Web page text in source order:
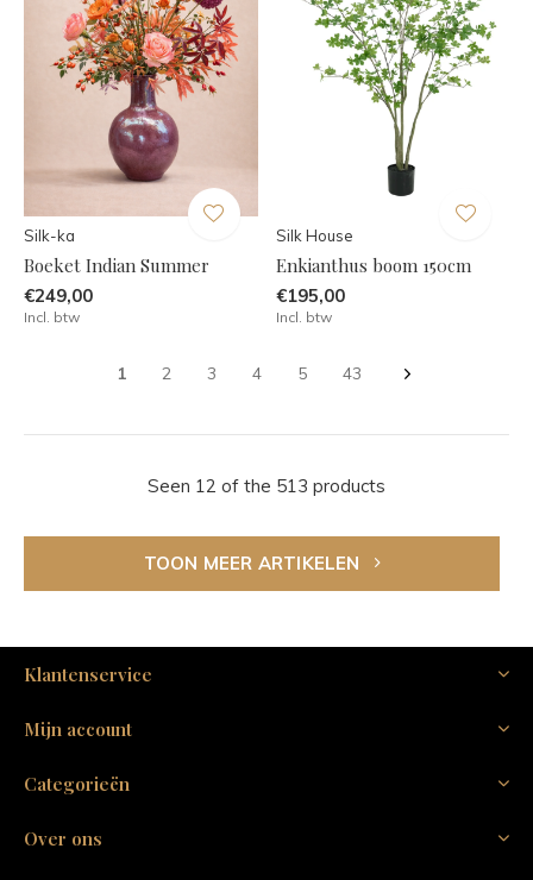
Silk-ka
Boeket Indian Summer
€249,00
Incl. btw
Silk House
Enkianthus boom 150cm
€195,00
Incl. btw
1 2 3 4 5 43
Seen 12 of the 513 products
TOON MEER ARTIKELEN
Klantenservice
Mijn account
Categorieën
Over ons